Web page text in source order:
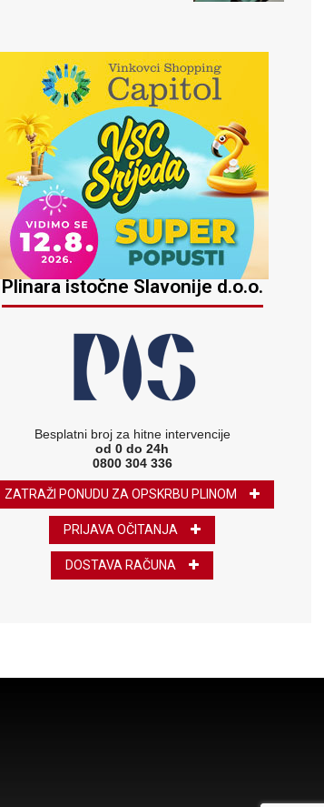
Plinara istočne Slavonije d.o.o.
Besplatni broj za hitne intervencije
od 0 do 24h
0800 304 336
ZATRAŽI PONUDU ZA OPSKRBU PLINOM
PRIJAVA OČITANJA
DOSTAVA RAČUNA